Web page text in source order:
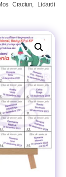
Craciun, Lidardi